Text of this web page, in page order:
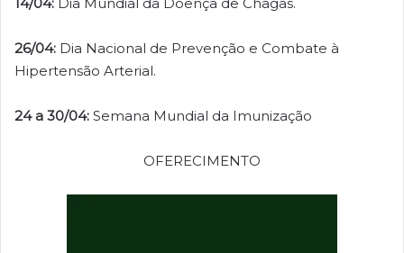
14/04: Dia Mundial da Doença de Chagas.
26/04: Dia Nacional de Prevenção e Combate à
Hipertensão Arterial.
24 a 30/04: Semana Mundial da Imunização
OFERECIMENTO